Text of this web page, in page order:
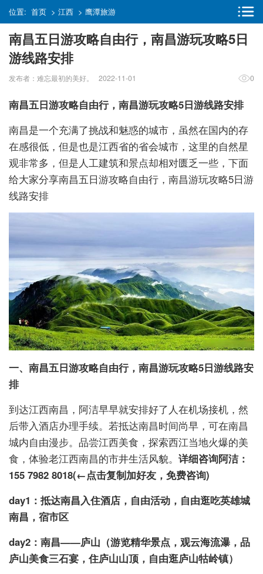
位置: 首页 > 江西 > 鹰潭旅游
南昌五日游攻略自由行，南昌游玩攻略5日
游线路安排
发布者：难忘最初的美好。 2022-11-01 0
南昌五日游攻略自由行，南昌游玩攻略5日游线路安排
南昌是一个充满了挑战和魅惑的城市，虽然在国内的存
在感很低，但是也是江西省的省会城市，这里的自然星
观非常多，但是人工建筑和景点却相对匮乏一些，下面
给大家分享南昌五日游攻略自由行，南昌游玩攻略5日游
线路安排
一、南昌五日游攻略自由行，南昌游玩攻略5日游线路安
排
到达江西南昌，阿洁早早就安排好了人在机场接机，然
后带入酒店办理手续。若抵达南昌时间尚早，可在南昌
城内自由漫步。品尝江西美食，探索西江当地火爆的美
食，体验老江西南昌的市井生活风貌。 详细咨询阿洁：
155 7982 8018(←点击复制加好友，免费咨询)
day1：抵达南昌入住酒店，自由活动，自由逛吃英雄城
南昌，宿市区
day2：南昌——庐山（游览精华景点，观云海流瀑，品
庐山美食三石宴，住庐山山顶，自由逛庐山牯岭镇）